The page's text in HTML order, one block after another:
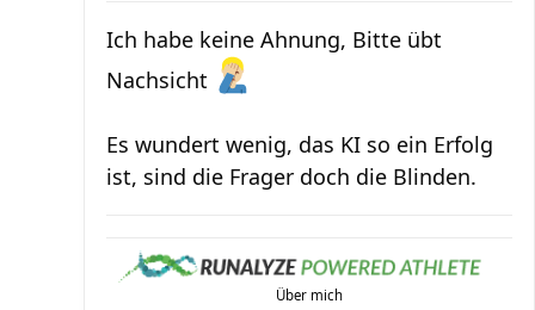
Ich habe keine Ahnung, Bitte übt
Nachsicht
Es wundert wenig, das KI so ein Erfolg
ist, sind die Frager doch die Blinden.
Über mich